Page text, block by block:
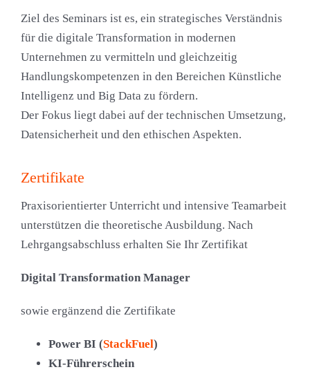
Ziel des Seminars ist es, ein strategisches Verständnis
für die digitale Transformation in modernen
Unternehmen zu vermitteln und gleichzeitig
Handlungskompetenzen in den Bereichen Künstliche
Intelligenz und Big Data zu fördern.
Der Fokus liegt dabei auf der technischen Umsetzung,
Datensicherheit und den ethischen Aspekten.
Zertifikate
Praxisorientierter Unterricht und intensive Teamarbeit
unterstützen die theoretische Ausbildung. Nach
Lehrgangsabschluss erhalten Sie Ihr Zertifikat
Digital Transformation Manager
sowie ergänzend die Zertifikate
Power BI (StackFuel)
KI-Führerschein